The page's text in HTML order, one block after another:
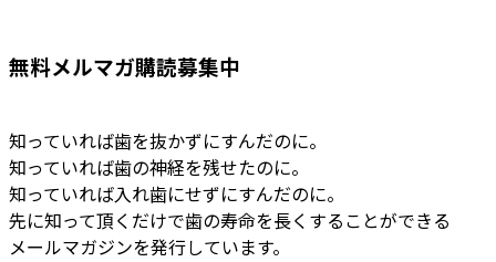
無料メルマガ購読募集中
知っていれば歯を抜かずにすんだのに。
知っていれば歯の神経を残せたのに。
知っていれば入れ歯にせずにすんだのに。
先に知って頂くだけで歯の寿命を長くすることができる
メールマガジンを発行しています。